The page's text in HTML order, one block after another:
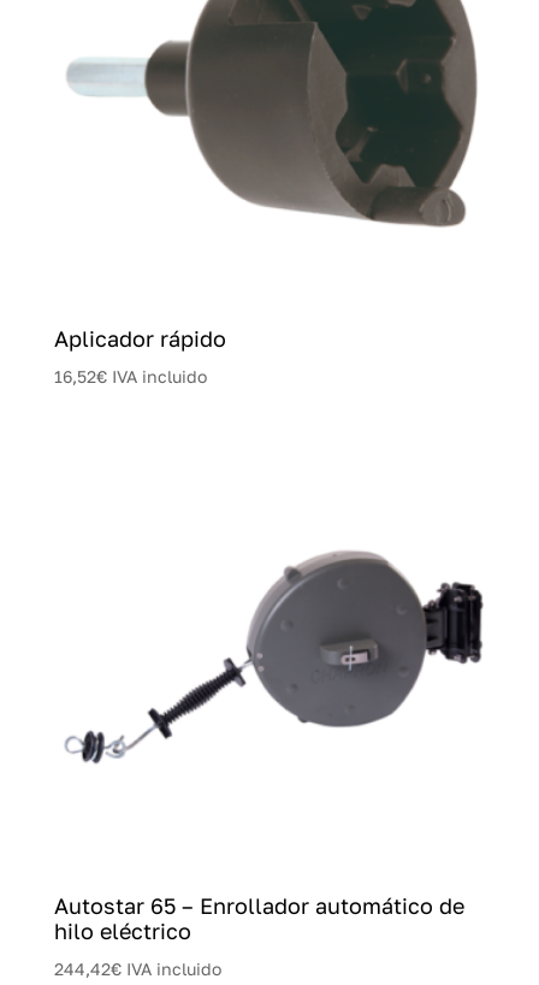
Aplicador rápido
16,52€ IVA incluido
Autostar 65 – Enrollador automático de
hilo eléctrico
244,42€ IVA incluido